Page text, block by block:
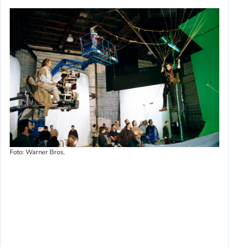
Foto: Warner Bros.